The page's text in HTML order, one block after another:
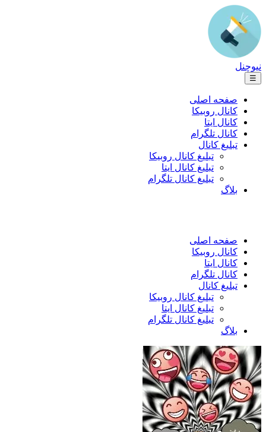
نیوچنل
☰
صفحه اصلی
کانال روبیکا
کانال ایتا
کانال تلگرام
تبلیغ کانال
تبلیغ کانال روبیکا
تبلیغ کانال ایتا
تبلیغ کانال تلگرام
بلاگ
صفحه اصلی
کانال روبیکا
کانال ایتا
کانال تلگرام
تبلیغ کانال
تبلیغ کانال روبیکا
تبلیغ کانال ایتا
تبلیغ کانال تلگرام
بلاگ